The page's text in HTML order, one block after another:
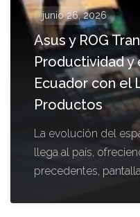
junio 26, 2026
Asus y ROG
Productividad y
Ecuador con el
Productos
La evolución del
llega al país,
precedentes,